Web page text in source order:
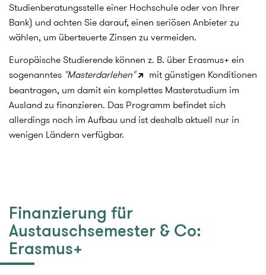
Studienberatungsstelle einer Hochschule oder von Ihrer
Bank) und achten Sie darauf, einen seriösen Anbieter zu
wählen, um überteuerte Zinsen zu vermeiden.
Europäische Studierende können z. B. über Erasmus+ ein
sogenanntes "Masterdarlehen"
mit günstigen Konditionen
beantragen, um damit ein komplettes Masterstudium im
Ausland zu finanzieren. Das Programm befindet sich
allerdings noch im Aufbau und ist deshalb aktuell nur in
wenigen Ländern verfügbar.
Finanzierung für
Austauschsemester & Co:
Erasmus+